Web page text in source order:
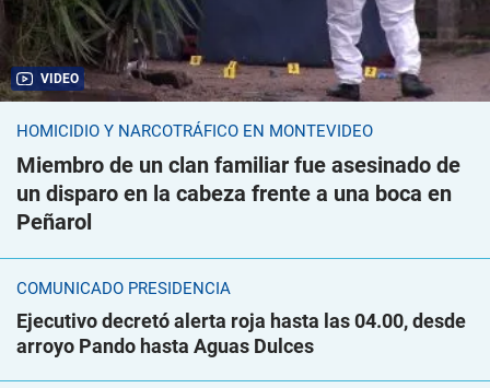
VIDEO
HOMICIDIO Y NARCOTRÁFICO EN MONTEVIDEO
Miembro de un clan familiar fue asesinado de
un disparo en la cabeza frente a una boca en
Peñarol
COMUNICADO PRESIDENCIA
Ejecutivo decretó alerta roja hasta las 04.00, desde
arroyo Pando hasta Aguas Dulces